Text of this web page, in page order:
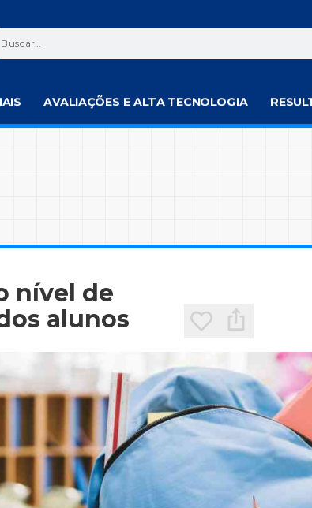
AVALIAÇÕES E ALTA TECNOLOGIA
nível de
alunos